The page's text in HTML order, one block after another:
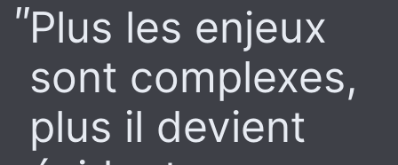
Plus les enjeux
sont complexes,
plus il devient